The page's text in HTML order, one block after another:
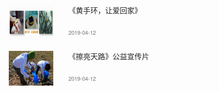
《黄手环，让爱回家》
2019-04-12
《擦亮天路》公益宣传片
2019-04-12